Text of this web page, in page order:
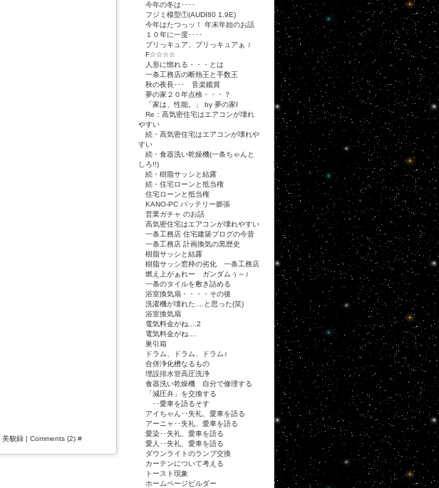
美貌録 | Comments (2) #
今年の冬は････
フジミ模型①(AUDI80 1.9E)
今年はたつっッ！ 年末年始のお話
１０年に一度････
プリっキュア、プリっキュアぁ ♪
F☆☆☆☆
人形に惚れる・・・とは
一条工務店の断熱王と手数王
秋の夜長･･･ 音楽鑑賞
夢の家２０年点検・・・？
「家は、性能。」 by 夢の家Ⅰ
Re：高気密住宅はエアコンが壊れ
やすい
続・高気密住宅はエアコンが壊れや
すい
続・食器洗い乾燥機(一条ちゃんと
しろ!!)
続・樹脂サッシと結露
続・住宅ローンと抵当権
住宅ローンと抵当権
KANO-PC バッテリー膨張
営業ガチャ のお話
高気密住宅はエアコンが壊れやすい
一条工務店 住宅建築ブログの今昔
一条工務店 計画換気の黒歴史
樹脂サッシと結露
樹脂サッシ窓枠の劣化 一条工務店
燃え上がぁれー ガンダムぅ～♪
一条のタイルを敷き詰める
浴室換気扇・・・・その後
洗濯機が壊れた....と思った(笑)
浴室換気扇
電気料金がね....2
電気料金がね....
巣引箱
ドラム、ドラム、ドラム♪
合併浄化槽なるもの
埋設排水管高圧洗浄
食器洗い乾燥機 自分で修理する
「減圧弁」を交換する
･･愛車を語るそす
アイちゃん･･失礼、愛車を語る
アーニャ･･失礼、愛車を語る
愛染･･失礼、愛車を語る
愛人･･失礼、愛車を語る
ダウンライトのランプ交換
カーテンについて考える
トースト現象
ホームページビルダー